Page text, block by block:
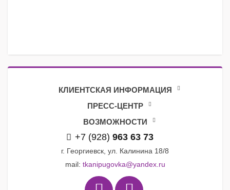
КЛИЕНТСКАЯ ИНФОРМАЦИЯ
ПРЕСС-ЦЕНТР
ВОЗМОЖНОСТИ
+7 (928) 963 63 73
г. Георгиевск, ул. Калинина 18/8
mail: tkanipugovka@yandex.ru